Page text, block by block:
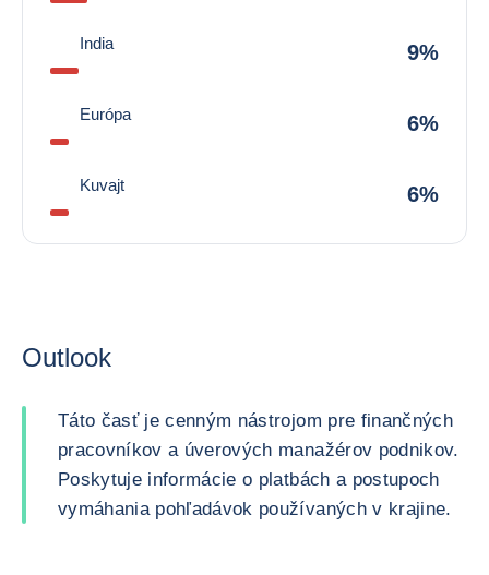
India 9%
Európa 6%
Kuvajt 6%
Outlook
Táto časť je cenným nástrojom pre finančných
pracovníkov a úverových manažérov podnikov.
Poskytuje informácie o platbách a postupoch
vymáhania pohľadávok používaných v krajine.